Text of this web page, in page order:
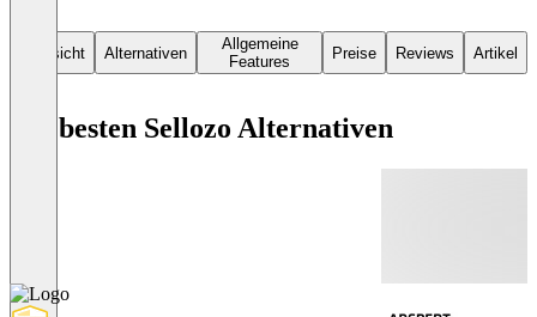
Managed-Services bereit. Alternativ kann auch der komplette
Amazon-Account ab 5.000 US-Dollar monatlich von Sellozo
organisiert werden.
Übersicht Alternativen
Allgemeine
Features
Preise Reviews Artikel
Die besten Sellozo Alternativen